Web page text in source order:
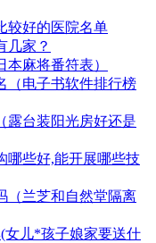
较好的医院名单
几家？
本麻将番符表）
电子书软件排行榜
露台装阳光房好还是
哪些好,能开展哪些技
（兰芝和自然堂隔离
女儿*孩子娘家要送什